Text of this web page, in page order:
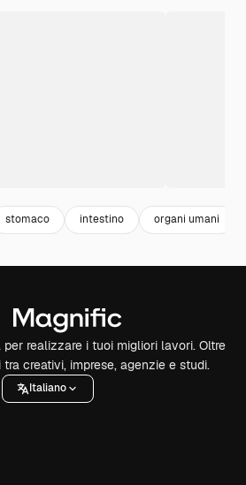
stomaco intestino organi umani
realizzare i tuoi migliori lavori. Oltre
creativi, imprese, agenzie e studi.
Italiano